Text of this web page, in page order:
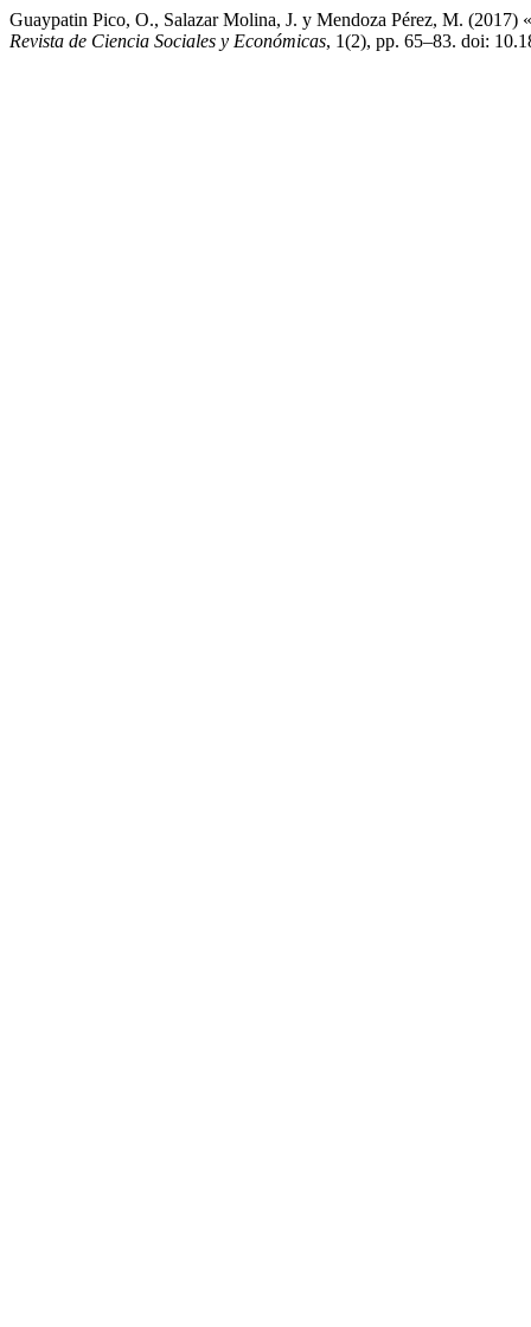
Guaypatin Pico, O., Salazar Molina, J. y Mendoza Pérez, M. (2017)
Revista de Ciencia Sociales y Económicas, 1(2), pp. 65–83. doi: